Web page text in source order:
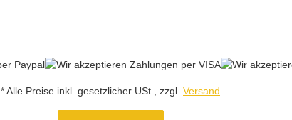
* Alle Preise inkl. gesetzlicher USt., zzgl. Versand